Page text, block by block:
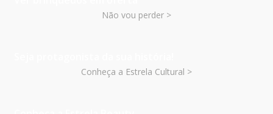
Não vou perder >
Conheça a Estrela Cultural >